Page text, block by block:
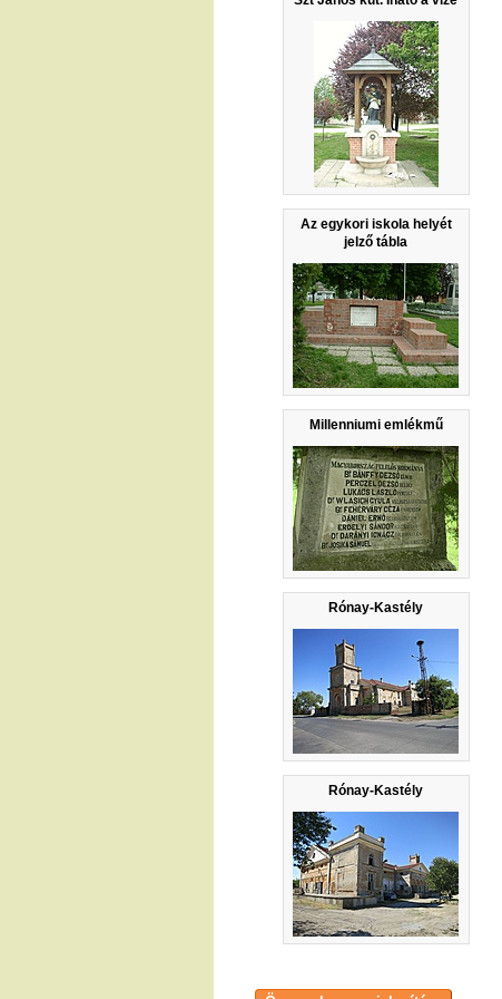
Az egykori iskola helyét
jelző tábla
Millenniumi emlékmű
Rónay-Kastély
Rónay-Kastély